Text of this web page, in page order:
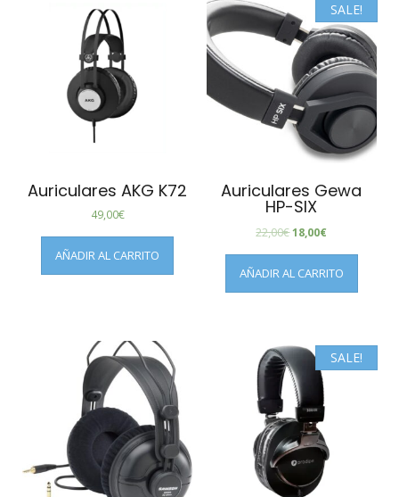
Auriculares AKG K72
49,00€
AÑADIR AL CARRITO
SALE!
Auriculares Gewa
HP-SIX
22,00€18,00€
AÑADIR AL CARRITO
SALE!